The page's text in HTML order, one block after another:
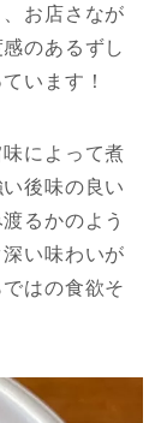
お店さなが
のあるずし
います！
によって煮
後味の良い
るかのよう
い味わいが
はの食欲そ